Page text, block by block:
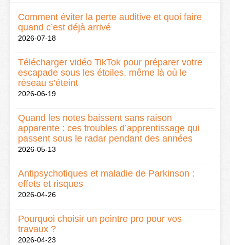
Comment éviter la perte auditive et quoi faire
quand c’est déjà arrivé
2026-07-18
Télécharger vidéo TikTok pour préparer votre
escapade sous les étoiles, même là où le
réseau s’éteint
2026-06-19
Quand les notes baissent sans raison
apparente : ces troubles d’apprentissage qui
passent sous le radar pendant des années
2026-05-13
Antipsychotiques et maladie de Parkinson :
effets et risques
2026-04-26
Pourquoi choisir un peintre pro pour vos
travaux ?
2026-04-23